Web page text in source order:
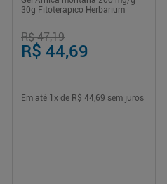
30g Fitoterápico Herbarium
R$ 47,19
R$ 44,69
Em até 1 x de R$ 44,69 sem juros